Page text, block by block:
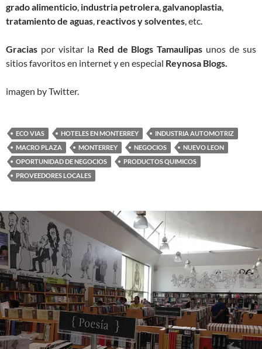
grado alimenticio industria petrolera galvanoplastia
tratamiento de aguas reactivos y solventes , etc.
Gracias por visitar la Red de Blogs Tamaulipas unos de sus
sitios favoritos en internet y en especial Reynosa Blogs.
imagen by Twitter.
ECO VIAS HOTELES EN MONTERREY
INDUSTRIA AUTOMOTRIZ
MACRO PLAZA
MONTERREY NEGOCIOS
NUEVO LEON
OPORTUNIDAD DE NEGOCIOS
PRODUCTOS QUIMICOS
PROVEEDORES LOCALES